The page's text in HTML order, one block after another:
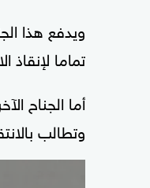
ويدفع هذا
تماما لإنقاذ
أما الجناح
وتطالب